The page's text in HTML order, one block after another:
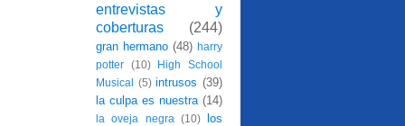
entrevistas y
coberturas
(244)
gran hermano (48) harry
potter
(10)
High School
Musical (5) intrusos (39)
la culpa es nuestra (14)
la oveja negra (10) los